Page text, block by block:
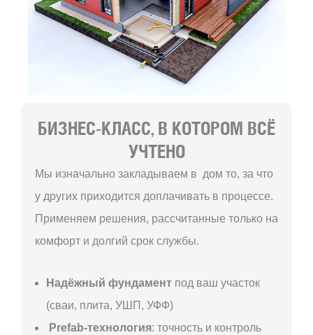
БИЗНЕС-КЛАСС, В КОТОРОМ ВСЁ
УЧТЕНО
Мы изначально закладываем в дом то, за что
у других приходится доплачивать в процессе.
Применяем решения, рассчитанные только на
комфорт и долгий срок службы.
Надёжный фундамент под ваш участок
(сваи, плита, УШП, УФФ)
Prefab-технология: точность и контроль